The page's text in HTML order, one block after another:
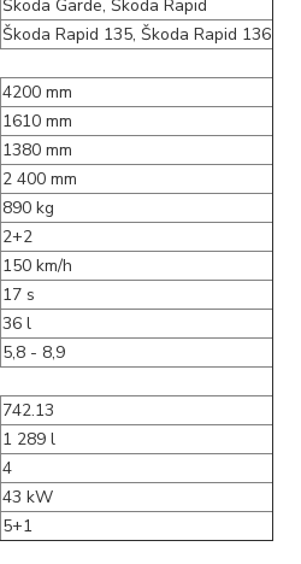
Škoda Garde, Škoda Rapid
Škoda Rapid 135, Škoda Rapid 136
4200 mm
1610 mm
1380 mm
2 400 mm
890 kg
2+2
150 km/h
17 s
36 l
5,8 - 8,9
742.13
1 289 l
4
43 kW
5+1